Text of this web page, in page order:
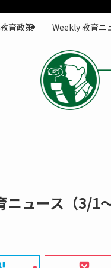
教育政策 Weekly 教育ニ
ュース（3/1